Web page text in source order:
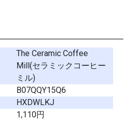
The Ceramic Coffee
Mill(セラミックコーヒー
ミル)
B07QQY15Q6
HXDWLKJ
1,110円